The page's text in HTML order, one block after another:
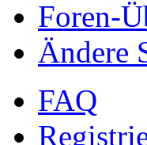
Foren-
Ändere
FAQ